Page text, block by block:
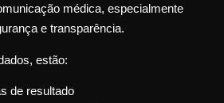
médica, especialmente
e transparência.
estão:
de resultado